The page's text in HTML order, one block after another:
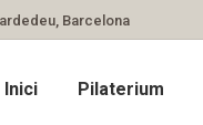
Barcelona
Inici Pilaterium